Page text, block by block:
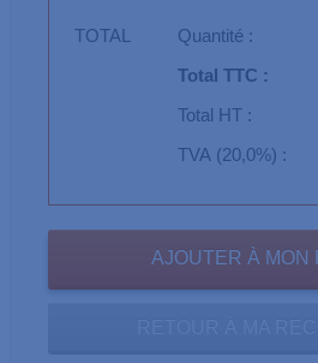
TOTAL Quantité :
Total TTC :
Total HT :
TVA (20,0%) :